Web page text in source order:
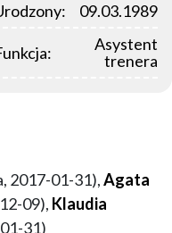
09.03.1989
Asystent
trenera
2017-01-31),Agata
09), Klaudia
31)